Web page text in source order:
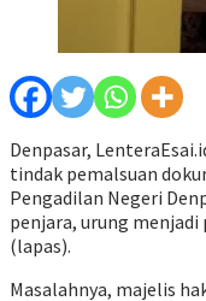
Denpasar,
tindak pemalsuan
Pengadilan Negeri
penjara, urung
(lapas).
Masalahnya, majelis